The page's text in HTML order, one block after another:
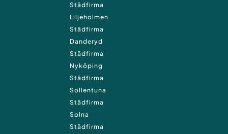
Städfirma
Liljeholmen
Städfirma
Danderyd
Städfirma
Nyköping
Städfirma
Sollentuna
Städfirma
Solna
Städfirma